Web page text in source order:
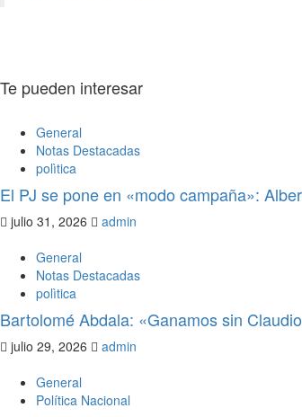
Te pueden interesar
General
Notas Destacadas
polìtica
El PJ se pone en «modo campaña»:
julio 31, 2026
admin
General
Notas Destacadas
polìtica
Bartolomé Abdala: «Ganamos sin
julio 29, 2026
admin
General
Política Nacional